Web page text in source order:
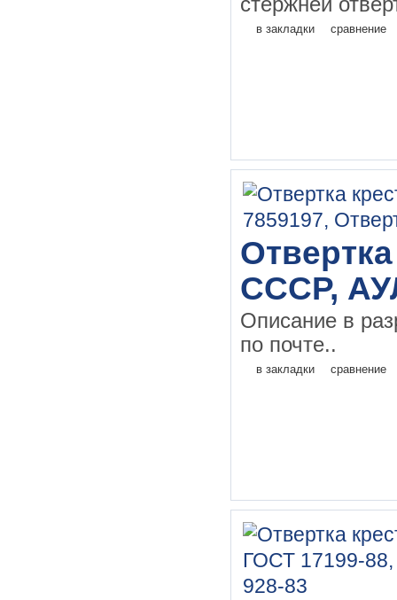
в закладки сравнение
СССР,
Описание в
по почте..
в закладки сравнение